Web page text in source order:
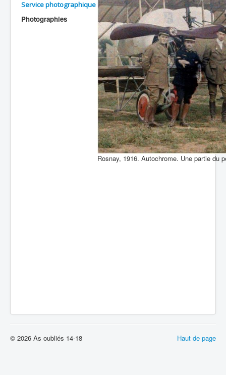
Doctrines
Service photographique
Photographies
Rosnay, 1916. Autochrome. Une partie du
Haut de page
© 2026 As oubliés 14-18